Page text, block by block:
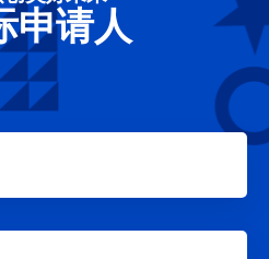
申请人